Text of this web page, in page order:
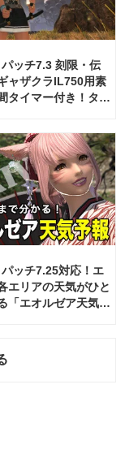
パッチ7.3 刻限・伝
ャザクラIL750用素
タイマー付き！タイ
パッチ7.25対応！エ
エリアの天気がひと
「エオルゼア天気予